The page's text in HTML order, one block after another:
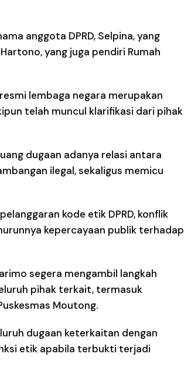
anggota DPRD, Selpina, yang
yang juga pendiri Rumah
lembaga negara merupakan
telah muncul klarifikasi dari pihak
dugaan adanya relasi antara
ilegal, sekaligus memicu
kode etik DPRD, konflik
kepercayaan publik terhadap
segera mengambil langkah
pihak terkait, termasuk
Moutong.
dugaan keterkaitan dengan
etik apabila terbukti terjadi